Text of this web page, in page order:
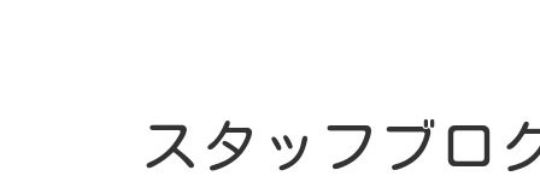
スタッフブロ